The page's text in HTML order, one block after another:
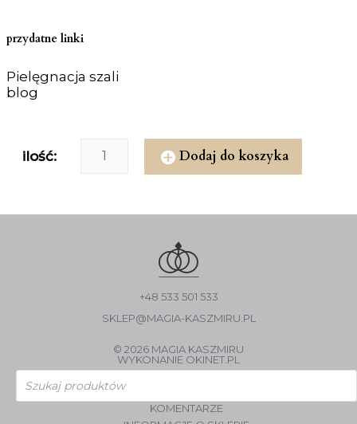
przydatne linki
Pielęgnacja szali
blog
ilość: Dodaj do koszyka
+48 533 501 533
SKLEP@MAGIA-KASZMIRU.PL
© 2026 MAGIA KASZMIRU
WYKONANIE OKINET.PL
Wyszukiwarka
produktów
KOMENTARZE